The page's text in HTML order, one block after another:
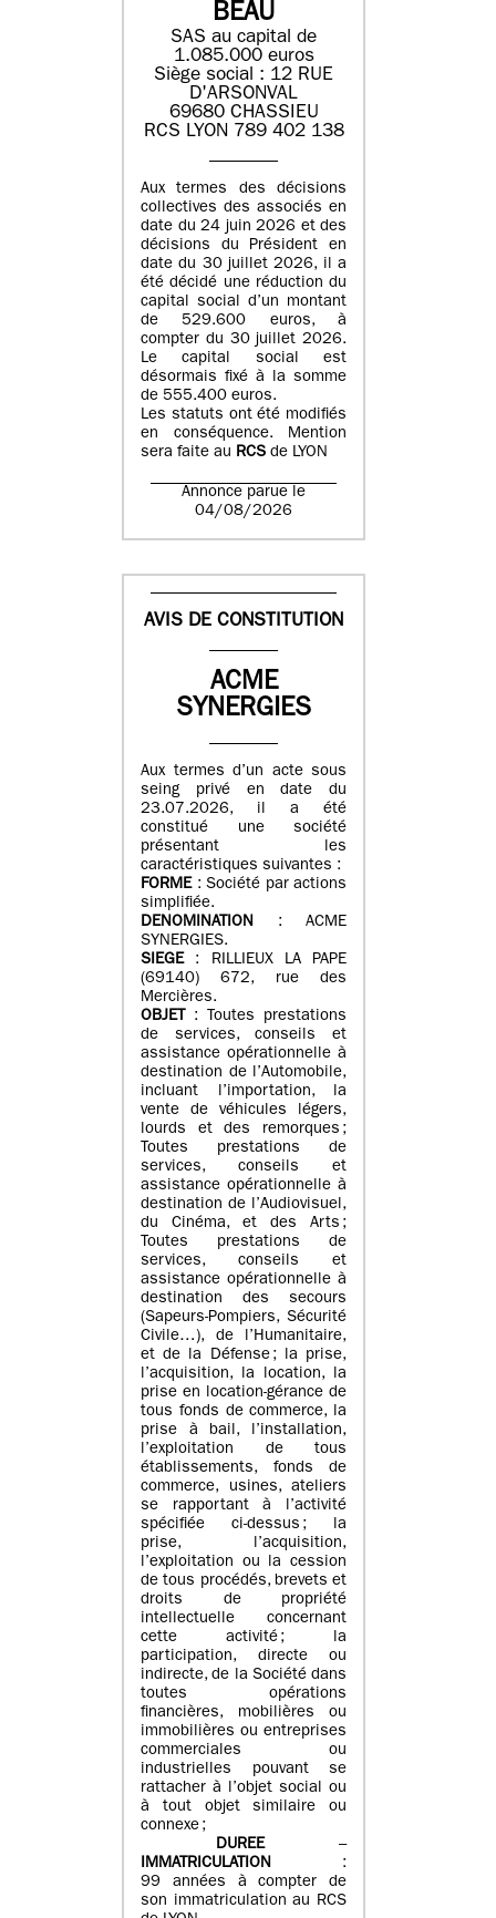
BEAU
SAS au capital de
1.085.000 euros
Siège social : 12 RUE
D'ARSONVAL
69680 CHASSIEU
RCS LYON 789 402 138
Aux termes des décisions
collectives des associés en
date du 24 juin 2026 et des
décisions du Président en
date du 30 juillet 2026, il a
été décidé une réduction du
capital social d’un montant
de 529.600 euros, à
compter du 30 juillet 2026.
Le capital social est
désormais fixé à la somme
de 555.400 euros.
Les statuts ont été modifiés
en conséquence. Mention
sera faite au RCS de LYON
Annonce parue le
04/08/2026
AVIS DE CONSTITUTION
ACME
SYNERGIES
Aux termes d’un acte sous
seing privé en date du
23.07.2026, il a été
constitué une société
présentant les
caractéristiques suivantes :
FORME: Société par actions
simplifiée.
DENOMINATION : ACME
SYNERGIES.
SIEGE: RILLIEUX LA PAPE
(69140) 672, rue des
Mercières.
OBJET
: Toutes prestations
de services, conseils et
assistance opérationnelle à
destination de l’Automobile,
incluant l’importation, la
vente de véhicules légers,
lourds et des remorques ;
Toutes prestations de
services, conseils et
assistance opérationnelle à
destination de l’Audiovisuel,
du Cinéma, et des Arts ;
Toutes prestations de
services, conseils et
assistance opérationnelle à
destination des secours
(Sapeurs-Pompiers, Sécurité
Civile…), de l’Humanitaire,
et de la Défense ; la prise,
l’acquisition, la location, la
prise en location-gérance de
tous fonds de commerce, la
prise à bail, l’installation,
l’exploitation de tous
établissements, fonds de
commerce, usines, ateliers
se rapportant à l’activité
spécifiée ci-dessus ; la
prise, l’acquisition,
l’exploitation ou la cession
de tous procédés, brevets et
droits de propriété
intellectuelle concernant
cette activité ; la
participation, directe ou
indirecte, de la Société dans
toutes opérations
financières, mobilières ou
immobilières ou entreprises
commerciales ou
industrielles pouvant se
rattacher à l’objet social ou
à tout objet similaire ou
connexe ;
DUREE–
IMMATRICULATION :
99 années à compter de
son immatriculation au RCS